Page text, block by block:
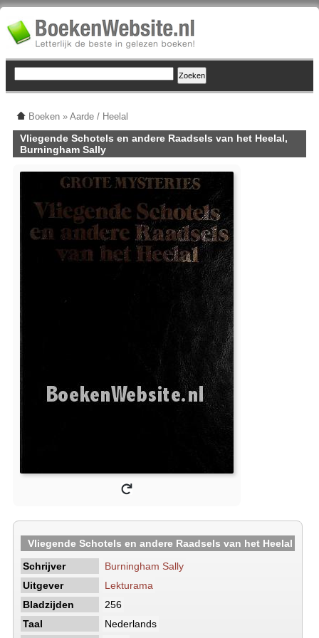
Boeken » Aarde / Heelal
Vliegende Schotels en andere Raadsels van het Heelal,
Burningham Sally
Vliegende Schotels en andere Raadsels van het Heelal
Schrijver
Burningham Sally
Uitgever
Lekturama
Bladzijden
256
Taal
Nederlands